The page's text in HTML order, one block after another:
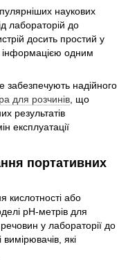
наукових
лабораторій до
досить простий у
інформацією одним
забезпечують надійного
для розчинів, що
результатів
експлуатації
портативних
кислотності або
рН-метрів для
у лабораторії до
які